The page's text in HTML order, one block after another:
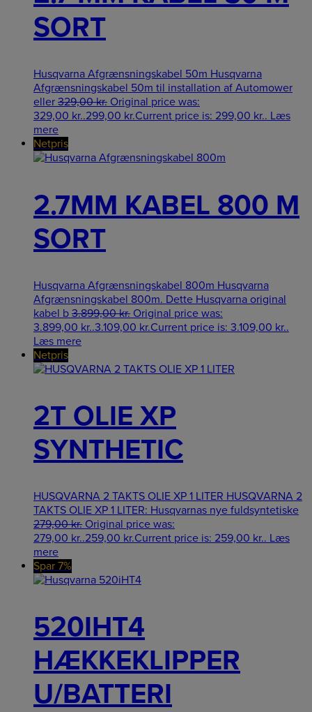
SORT
Husqvarna Afgrænsningskabel 50m Husqvarna
Afgrænsningskabel 50m til installation af Automower
eller 329,00kr. Original price was:
329,00 kr..299,00 kr.Current price is: 299,00 kr.. Læs
mere
Netpris
2.7MM KABEL 800 M
SORT
Husqvarna Afgrænsningskabel 800m Husqvarna
Afgrænsningskabel 800m. Dette Husqvarna original
kabel b 3.899,00kr. Original price was:
3.899,00 kr..3.109,00 kr.Current price is: 3.109,00 kr..
Læs mere
Netpris
2T OLIE XP
SYNTHETIC
HUSQVARNA 2 TAKTS OLIE XP 1 LITER HUSQVARNA 2
TAKTS OLIE XP 1 LITER: Husqvarnas nye fuldsyntetiske
279,00kr. Original price was:
279,00 kr..259,00 kr.Current price is: 259,00 kr.. Læs
mere
Spar 7%
520IHT4
HÆKKEKLIPPER
U/BATTERI